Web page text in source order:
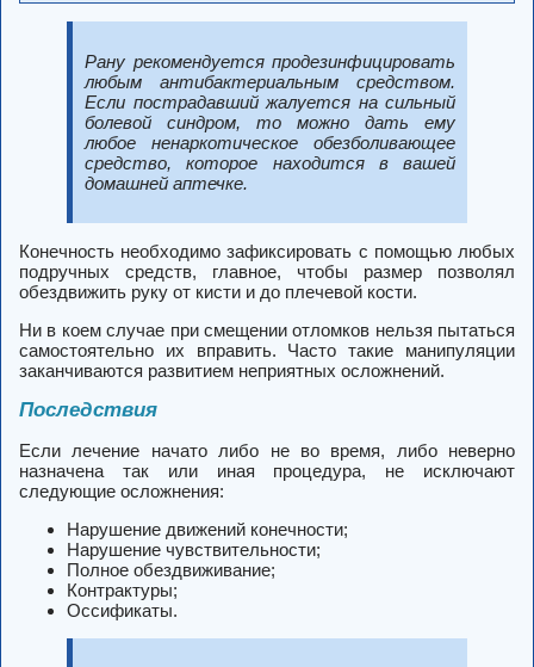
Рану рекомендуется продезинфицировать
любым антибактериальным средством.
Если пострадавший жалуется на сильный
болевой синдром, то можно дать ему
любое ненаркотическое обезболивающее
средство, которое находится в вашей
домашней аптечке.
Конечность необходимо зафиксировать с помощью любых
подручных средств, главное, чтобы размер позволял
обездвижить руку от кисти и до плечевой кости.
Ни в коем случае при смещении отломков нельзя пытаться
самостоятельно их вправить. Часто такие манипуляции
заканчиваются развитием неприятных осложнений.
Последствия
Если лечение начато либо не во время, либо неверно
назначена так или иная процедура, не исключают
следующие осложнения:
Нарушение движений конечности;
Нарушение чувствительности;
Полное обездвиживание;
Контрактуры;
Оссификаты.